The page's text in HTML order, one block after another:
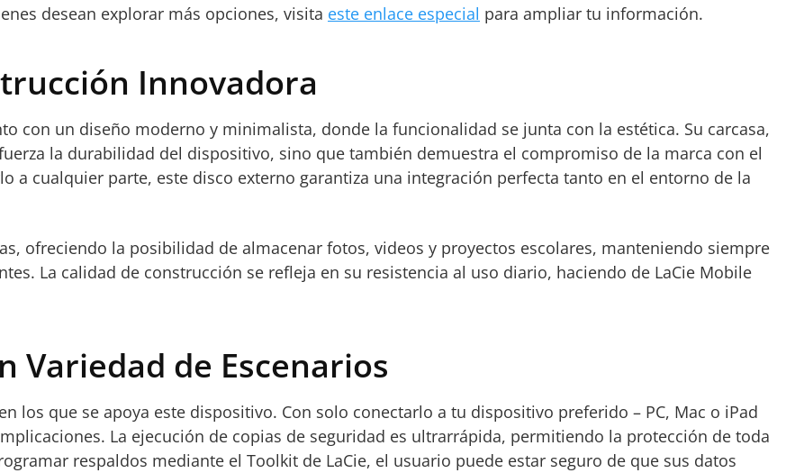
desean explorar más opciones, visita este enlace especial para ampliar tu información.
Innovadora
con un diseño moderno y minimalista, donde la funcionalidad se junta con la estética. Su carcasa,
la durabilidad del dispositivo, sino que también demuestra el compromiso de la marca con el
a cualquier parte, este disco externo garantiza una integración perfecta tanto en el entorno de la
ofreciendo la posibilidad de almacenar fotos, videos y proyectos escolares, manteniendo siempre
La calidad de construcción se refleja en su resistencia al uso diario, haciendo de LaCie Mobile
Variedad de Escenarios
los que se apoya este dispositivo. Con solo conectarlo a tu dispositivo preferido – PC, Mac o iPad
La ejecución de copias de seguridad es ultrarrápida, permitiendo la protección de toda
respaldos mediante el Toolkit de LaCie, el usuario puede estar seguro de que sus datos